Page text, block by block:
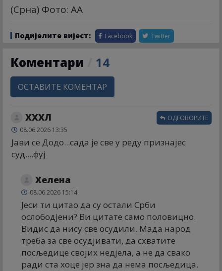
(Срна) Фото: АА
Подијелите вијест: Facebook Twitter
Коментари 14
ОСТАВИТЕ КОМЕНТАР
XXXЛ
08.06.2026 13:35
Јави се Додо...сада је све у реду признајес
суд....фуј
ОДГОВОРИТЕ
Хелена
08.06.2026 15:14
Јеси ти цитао да су остали Срби
ослободјени? Ви цитате само половицно.
Видис да нису све осудили. Мада народ
треба за све осудјивати, да схватите
посљедице својих недјела, а не да свако
ради ста хоце јер зна да нема посљедица.